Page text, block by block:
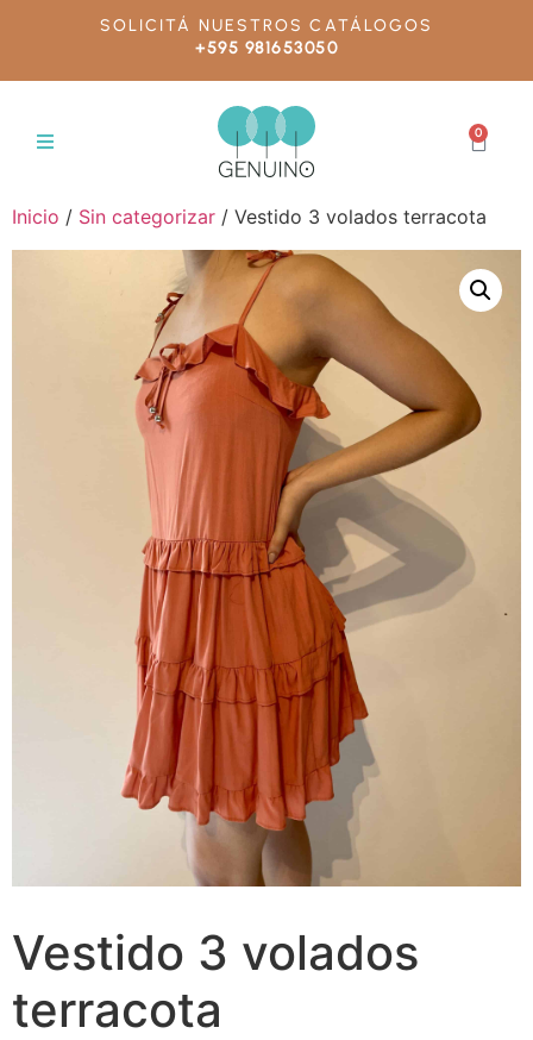
SOLICITÁ NUESTROS CATÁLOGOS
+595 981653050
0
Inicio / Sin categorizar / Vestido 3 volados terracota
Vestido 3 volados
terracota